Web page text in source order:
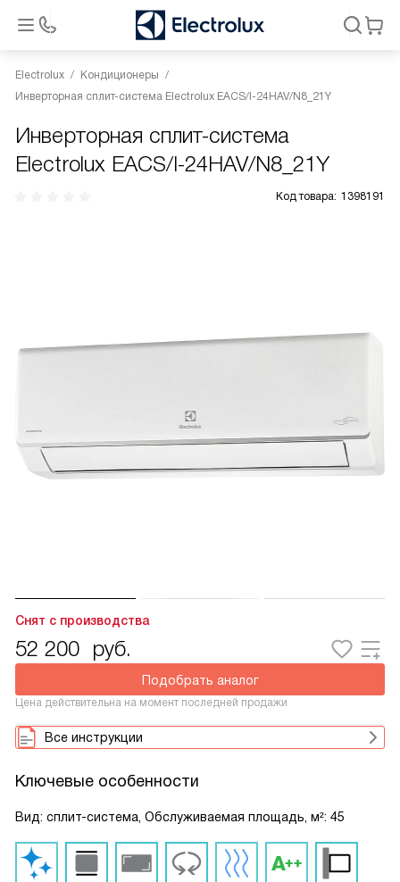
Electrolux
Кондиционеры
Инверторная сплит-система Electrolux EACS/I-24HAV/N8_21Y
Инверторная сплит-система
Electrolux EACS/I-24HAV/N8_21Y
Код товара: 1398191
Снят с производства
52 200 руб.
Подобрать аналог
Цена действительна на момент последней продажи
Все инструкции
Ключевые особенности
Вид: сплит-система, Обслуживаемая площадь, м²: 45